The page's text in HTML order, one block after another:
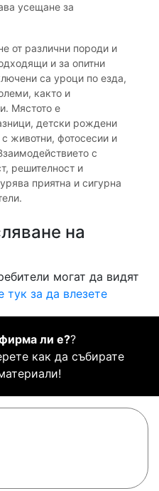
усещане за
от различни породи и
и за опитни
са уроци по езда,
както и
Мястото е
детски рождени
животни, фотосесии и
с
решителност и
приятна и сигурна
на
могат да видят
тук за да влезете
ли е??
как да събирате